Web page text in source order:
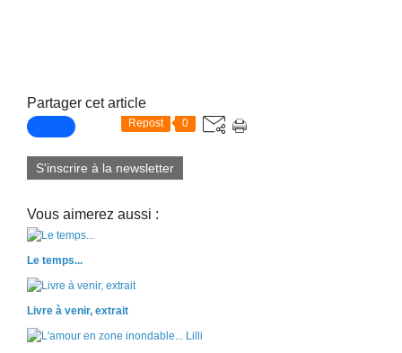
Partager cet article
Repost 0
S'inscrire à la newsletter
Vous aimerez aussi :
Le temps...
Livre à venir, extrait